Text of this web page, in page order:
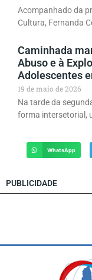
Acompanhado da
Cultura, Fernanda
Caminhada
Abuso e à
Adolescentes
19 de maio de 2026
Na tarde da
forma intersetorial,
WhatsApp
PUBLICIDADE